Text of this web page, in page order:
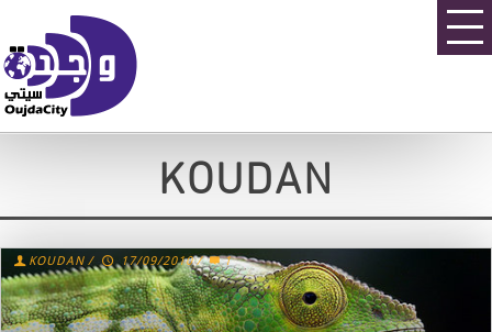
KOUDAN
KOUDAN / 17/09/2010 / 1